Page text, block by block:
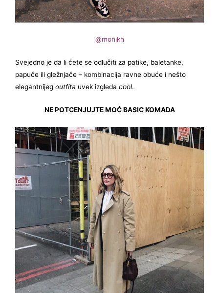
@monikh
Svejedno je da li ćete se odlučiti za patike, baletanke,
papuče ili gležnjače – kombinacija ravne obuće i nešto
elegantnijegoutfita uvek izgledacool.
NE POTCENJUJTE MOĆ BASIC KOMADA